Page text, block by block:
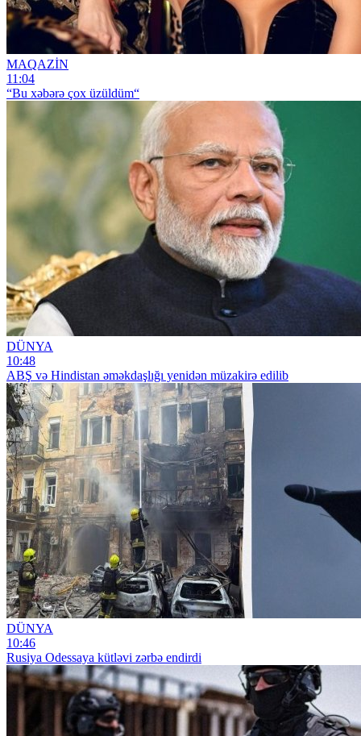
MAQAZİN
11:04
“Bu xəbərə çox üzüldüm“
DÜNYA
10:48
ABŞ və Hindistan əməkdaşlığı yenidən müzakirə edilib
DÜNYA
10:46
Rusiya Odessaya kütləvi zərbə endirdi